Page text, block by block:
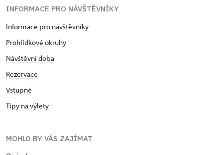
INFORMACE PRO NÁVŠTĚVNÍKY
Informace pro návštěvníky
Prohlídkové okruhy
Návštěvní doba
Rezervace
Vstupné
Tipy na výlety
MOHLO BY VÁS ZAJÍMAT